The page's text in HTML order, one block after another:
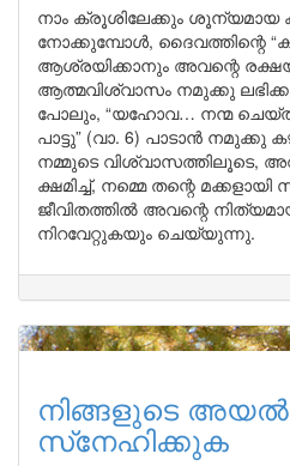
നാം ക്രൂശിലേക്കും ശൂന്യമായ
നോക്കുമ്പോൾ, ദൈവത്തിന്റെ
ആശ്രയിക്കാനും അവന്റെ
ആത്മവിശ്വാസം നമുക്കു
പോലും, “യഹോവ… നന്മ
പാട്ടു” (വാ. 6) പാടാൻ നമുക്കു
നമ്മുടെ വിശ്വാസത്തിലൂടെ,
ക്ഷമിച്ച്, നമ്മെ തന്റെ
ജീവിതത്തിൽ അവന്റെ
നിറവേറ്റുകയും ചെയ്യുന്നു.
നിങ്ങളുടെ
സ്‌നേഹിക്കുക